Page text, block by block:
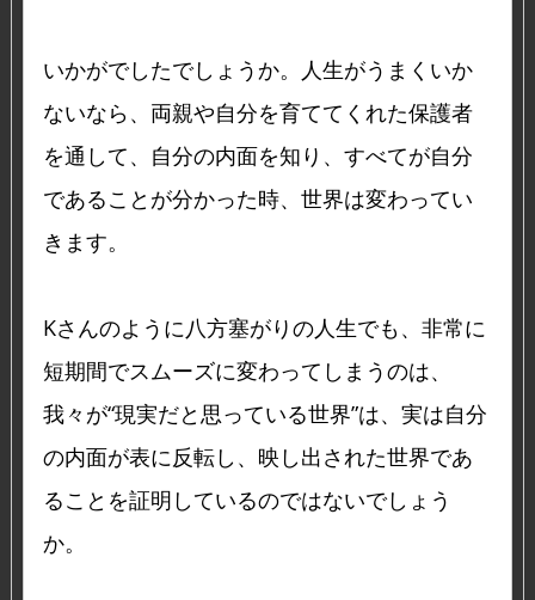
いかがでしたでしょうか。人生がうまくいか
ないなら、両親や自分を育ててくれた保護者
を通して、自分の内面を知り、すべてが自分
であることが分かった時、世界は変わってい
きます。
Kさんのように八方塞がりの人生でも、非常に
短期間でスムーズに変わってしまうのは、
我々が“現実だと思っている世界”は、実は自分
の内面が表に反転し、映し出された世界であ
ることを証明しているのではないでしょう
か。